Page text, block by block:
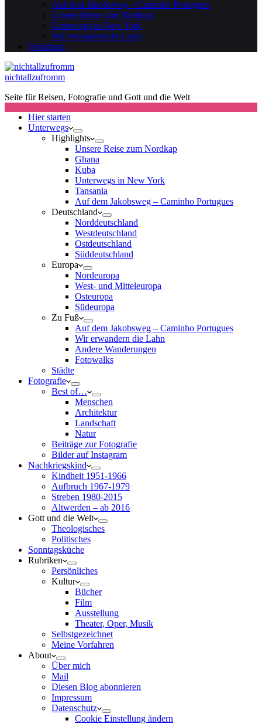
Auf dem Jakobsweg – Caminho Portugues
Unsere Reise zum Nordkap
Unterwegs in New York
Wir erwandern die Lahn
Vorfahren
nichtallzufromm
Seite für Reisen, Fotografie und Gott und die Welt
Hier starten
Unterwegs
Highlights
Unsere Reise zum Nordkap
Ghana
Kuba
Unterwegs in New York
Tansania
Auf dem Jakobsweg – Caminho Portugues
Deutschland
Norddeutschland
Westdeutschland
Ostdeutschland
Süddeutschland
Europa
Nordeuropa
West- und Mitteleuropa
Osteuropa
Südeuropa
Zu Fuß
Auf dem Jakobsweg – Caminho Portugues
Wir erwandern die Lahn
Andere Wanderungen
Fotowalks
Städte
Fotografie
Best of…
Menschen
Architektur
Landschaft
Natur
Beiträge zur Fotografie
Bilder auf Instagram
Nachkriegskind
Kindheit 1951-1966
Aufbruch 1967-1979
Streben 1980-2015
Altwerden – ab 2016
Gott und die Welt
Theologisches
Politisches
Sonntagsküche
Rubriken
Persönliches
Kultur
Bücher
Film
Ausstellung
Theater, Oper, Musik
Selbstgezeichnet
Meine Vorfahren
About
Über mich
Mail
Diesen Blog abonnieren
Impressum
Datenschutz
Cookie Einstellung ändern